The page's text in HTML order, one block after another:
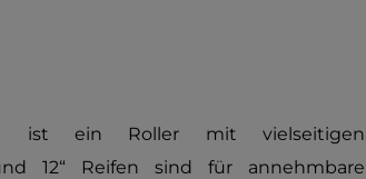
ist ein Roller mit vielseitigen
12“ Reifen sind für annehmbare